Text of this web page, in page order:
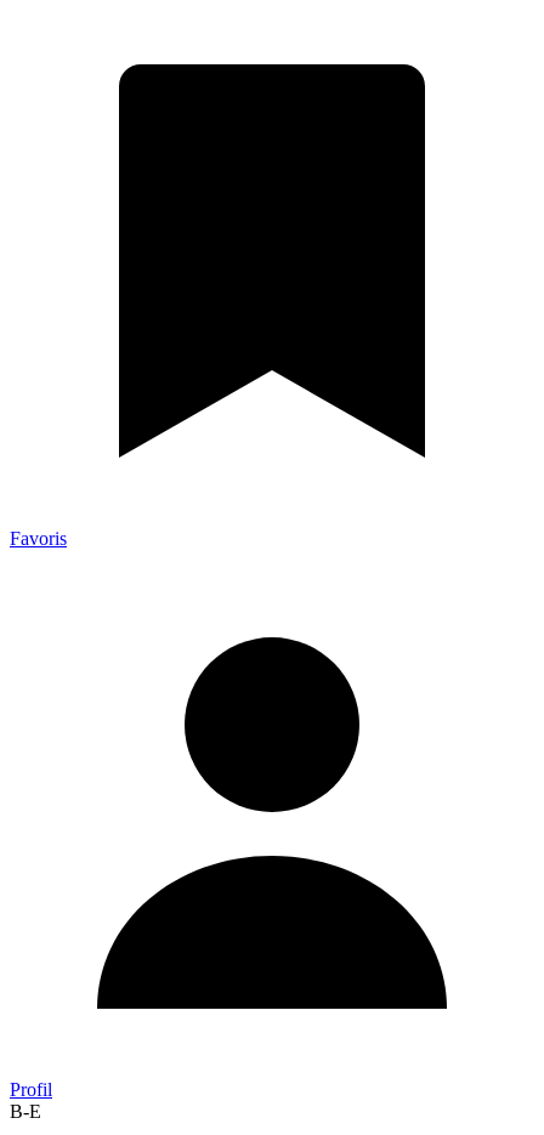
Favoris
Profil
B-E